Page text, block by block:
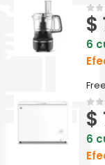
0
$
6
0
$
6